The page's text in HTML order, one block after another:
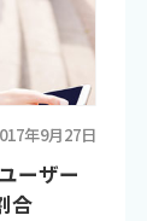
年9月27日
ーザー
合